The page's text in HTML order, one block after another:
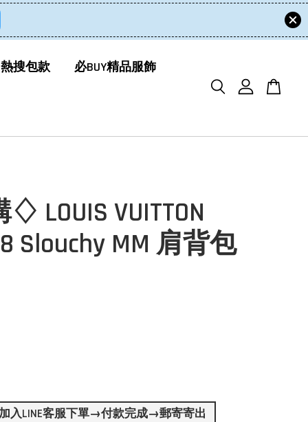
搜包款 必BUY精品服飾
LOUIS VUITTON
Slouchy MM 肩背包
入LINE客服下單→付款完成→郵寄寄出